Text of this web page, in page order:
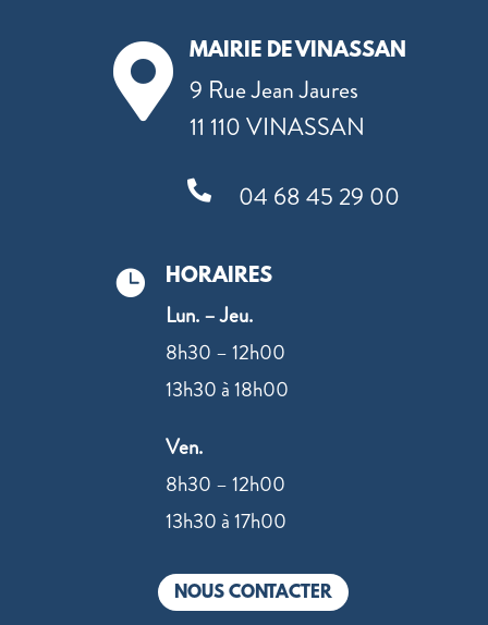
 MAIRIE DE VINASSAN
9 Rue Jean Jaures
11 110 VINASSAN
 04 68 45 29 00
 HORAIRES
Lun. – Jeu.
8h30 – 12h00
13h30 à 18h00
Ven.
8h30 – 12h00
13h30 à 17h00
NOUS CONTACTER